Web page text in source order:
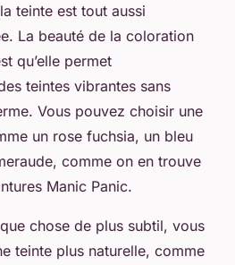
teinte est tout aussi
La beauté de la coloration
qu’elle permet
teintes vibrantes sans
Vous pouvez choisir une
un rose fuchsia, un bleu
comme on en trouve
Manic Panic.
chose de plus subtil, vous
teinte plus naturelle, comme